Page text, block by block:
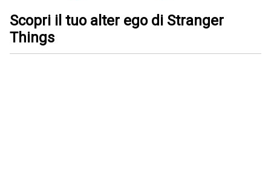
Scopri il tuo alter ego di Stranger
Things